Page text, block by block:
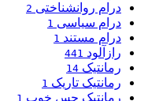
درام روانشناختی 2
درام سیاسی 1
درام مستند 1
رازآلود 441
رمانتیک 14
رمانتیک تاریک 1
رمانتیک حس خوب 1